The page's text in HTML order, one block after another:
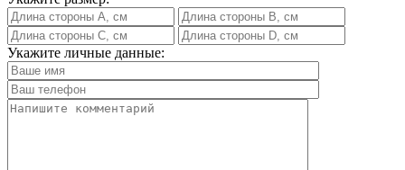
Укажите личные данные: